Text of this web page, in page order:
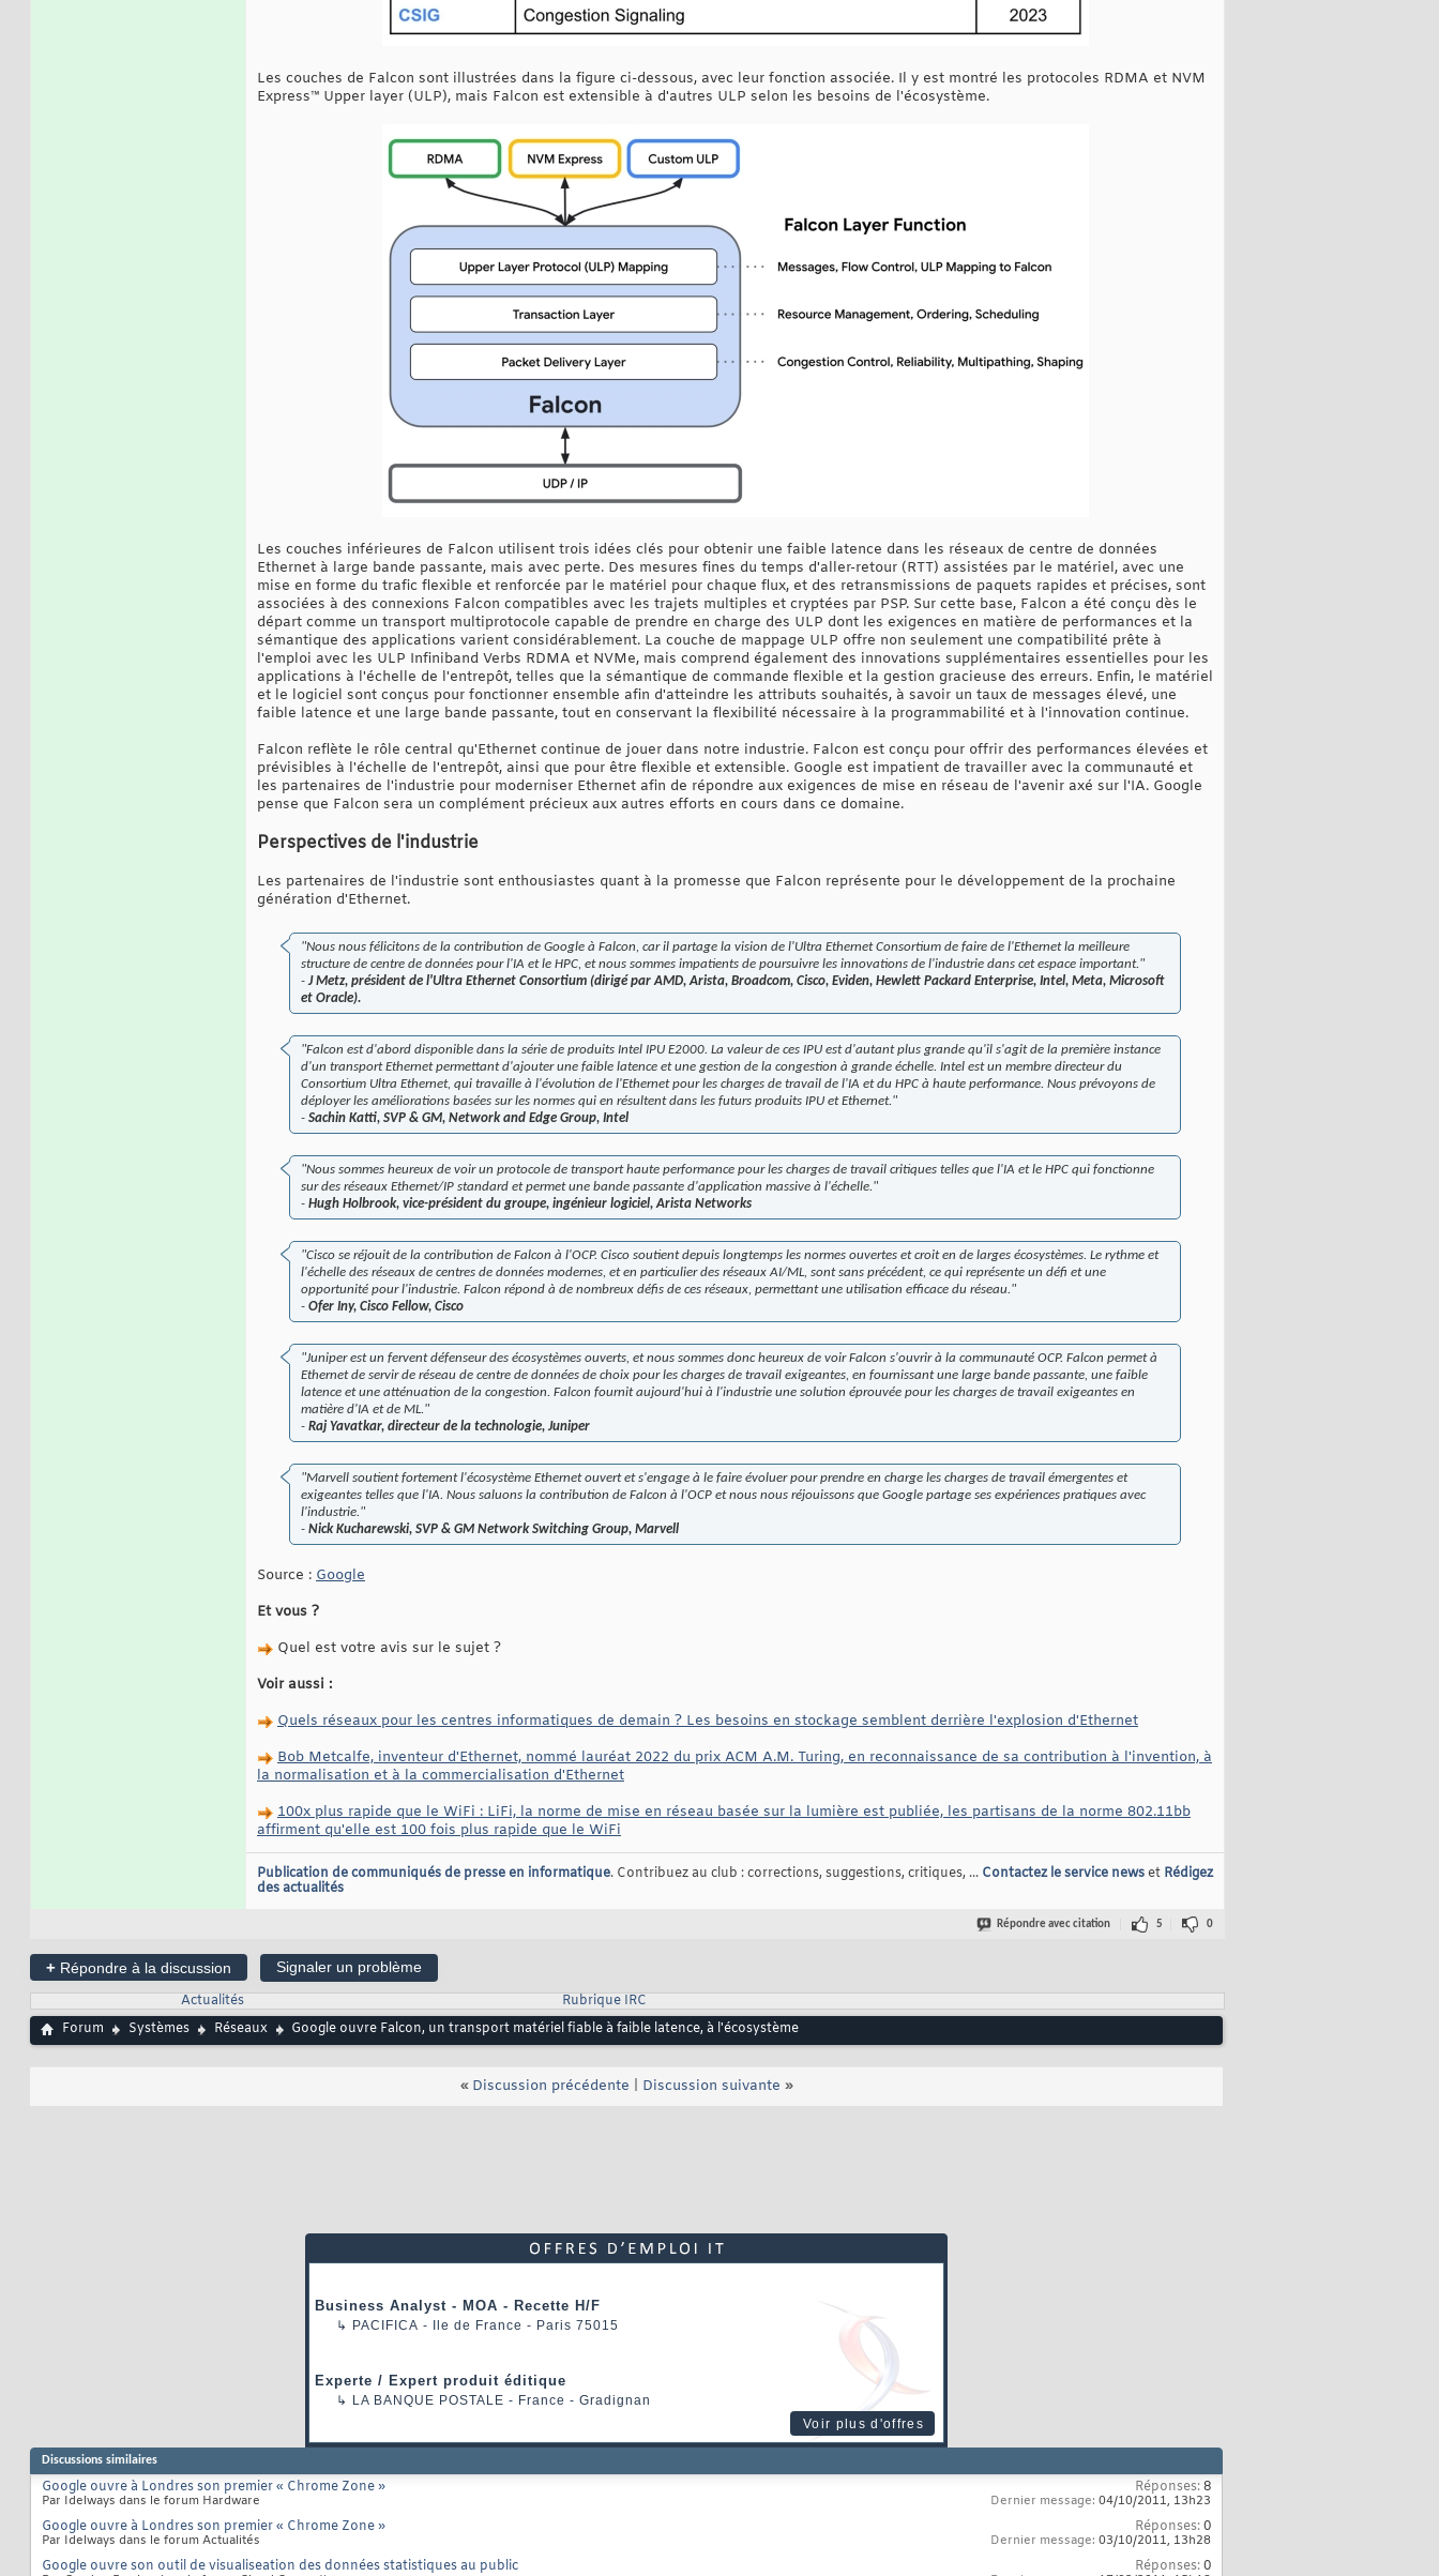
Les couches de Falcon sont illustrées dans la figure ci-dessous, avec leur fonction associée. Il y est montré les protocoles RDMA et NVM
Express™ Upper layer (ULP), mais Falcon est extensible à d'autres ULP selon les besoins de l'écosystème.
Les couches inférieures de Falcon utilisent trois idées clés pour obtenir une faible latence dans les réseaux de centre de données
Ethernet à large bande passante, mais avec perte. Des mesures fines du temps d'aller-retour (RTT) assistées par le matériel, avec une
mise en forme du trafic flexible et renforcée par le matériel pour chaque flux, et des retransmissions de paquets rapides et précises, sont
associées à des connexions Falcon compatibles avec les trajets multiples et cryptées par PSP. Sur cette base, Falcon a été conçu dès le
départ comme un transport multiprotocole capable de prendre en charge des ULP dont les exigences en matière de performances et la
sémantique des applications varient considérablement. La couche de mappage ULP offre non seulement une compatibilité prête à
l'emploi avec les ULP Infiniband Verbs RDMA et NVMe, mais comprend également des innovations supplémentaires essentielles pour les
applications à l'échelle de l'entrepôt, telles que la sémantique de commande flexible et la gestion gracieuse des erreurs. Enfin, le matériel
et le logiciel sont conçus pour fonctionner ensemble afin d'atteindre les attributs souhaités, à savoir un taux de messages élevé, une
faible latence et une large bande passante, tout en conservant la flexibilité nécessaire à la programmabilité et à l'innovation continue.
Falcon reflète le rôle central qu'Ethernet continue de jouer dans notre industrie. Falcon est conçu pour offrir des performances élevées et
prévisibles à l'échelle de l'entrepôt, ainsi que pour être flexible et extensible. Google est impatient de travailler avec la communauté et
les partenaires de l'industrie pour moderniser Ethernet afin de répondre aux exigences de mise en réseau de l'avenir axé sur l'IA. Google
pense que Falcon sera un complément précieux aux autres efforts en cours dans ce domaine.
Perspectives de l'industrie
Les partenaires de l'industrie sont enthousiastes quant à la promesse que Falcon représente pour le développement de la prochaine
génération d'Ethernet.
"Nous nous félicitons de la contribution de Google à Falcon, car il partage la vision de l'Ultra Ethernet Consortium de faire de l'Ethernet la meilleure
structure de centre de données pour l'IA et le HPC, et nous sommes impatients de poursuivre les innovations de l'industrie dans cet espace important."
-J Metz, président de l'Ultra Ethernet Consortium (dirigé par AMD, Arista, Broadcom, Cisco, Eviden, Hewlett Packard Enterprise, Intel, Meta, Microsoft
et Oracle).
"Falcon est d'abord disponible dans la série de produits Intel IPU E2000. La valeur de ces IPU est d'autant plus grande qu'il s'agit de la première instance
d'un transport Ethernet permettant d'ajouter une faible latence et une gestion de la congestion à grande échelle. Intel est un membre directeur du
Consortium Ultra Ethernet, qui travaille à l'évolution de l'Ethernet pour les charges de travail de l'IA et du HPC à haute performance. Nous prévoyons de
déployer les améliorations basées sur les normes qui en résultent dans les futurs produits IPU et Ethernet."
- Sachin Katti, SVP & GM, Network and Edge Group, Intel
"Nous sommes heureux de voir un protocole de transport haute performance pour les charges de travail critiques telles que l'IA et le HPC qui fonctionne
sur des réseaux Ethernet/IP standard et permet une bande passante d'application massive à l'échelle."
- Hugh Holbrook, vice-président du groupe, ingénieur logiciel, Arista Networks
"Cisco se réjouit de la contribution de Falcon à l'OCP. Cisco soutient depuis longtemps les normes ouvertes et croit en de larges écosystèmes. Le rythme et
l'échelle des réseaux de centres de données modernes, et en particulier des réseaux AI/ML, sont sans précédent, ce qui représente un défi et une
opportunité pour l'industrie. Falcon répond à de nombreux défis de ces réseaux, permettant une utilisation efficace du réseau."
- Ofer Iny, Cisco Fellow, Cisco
"Juniper est un fervent défenseur des écosystèmes ouverts, et nous sommes donc heureux de voir Falcon s'ouvrir à la communauté OCP. Falcon permet à
Ethernet de servir de réseau de centre de données de choix pour les charges de travail exigeantes, en fournissant une large bande passante, une faible
latence et une atténuation de la congestion. Falcon fournit aujourd'hui à l'industrie une solution éprouvée pour les charges de travail exigeantes en
matière d'IA et de ML."
- Raj Yavatkar, directeur de la technologie, Juniper
"Marvell soutient fortement l'écosystème Ethernet ouvert et s'engage à le faire évoluer pour prendre en charge les charges de travail émergentes et
exigeantes telles que l'IA. Nous saluons la contribution de Falcon à l'OCP et nous nous réjouissons que Google partage ses expériences pratiques avec
l'industrie."
- Nick Kucharewski, SVP & GM Network Switching Group, Marvell
Source : Google
Et vous ?
Quel est votre avis sur le sujet ?
Voir aussi :
Quels réseaux pour les centres informatiques de demain ? Les besoins en stockage semblent derrière l'explosion d'Ethernet
Bob Metcalfe, inventeur d'Ethernet, nommé lauréat 2022 du prix ACM A.M. Turing, en reconnaissance de sa contribution à l'invention, à
la normalisation et à la commercialisation d'Ethernet
100x plus rapide que le WiFi : LiFi, la norme de mise en réseau basée sur la lumière est publiée, les partisans de la norme 802.11bb
affirment qu'elle est 100 fois plus rapide que le WiFi
Publication de communiqués de presse en informatique. Contribuez au club : corrections, suggestions, critiques, ... Contactez le service newset Rédigez
des actualités
Répondre avec citation 5 0
+ Répondre à la discussion
Signaler un problème
Actualités
Rubrique IRC
Forum
Systèmes Réseaux Google ouvre Falcon, un transport matériel fiable à faible latence, à l'écosystème
« Discussion précédente Discussion suivante »
Business Analyst - MOA - Recette H/F
↳ PACIFICA - Ile de France - Paris 75015
Experte / Expert produit éditique
↳ LA BANQUE POSTALE - France - Gradignan
Voir plus d'offres
Discussions similaires
Google ouvre à Londres son premier « Chrome Zone »
Par Idelways dans le forum Hardware
Réponses:8
Dernier message: 04/10/2011, 13h23
Google ouvre à Londres son premier « Chrome Zone »
Par Idelways dans le forum Actualités
Réponses:0
Dernier message: 03/10/2011, 13h28
Google ouvre son outil de visualiseation des données statistiques au public Réponses:0